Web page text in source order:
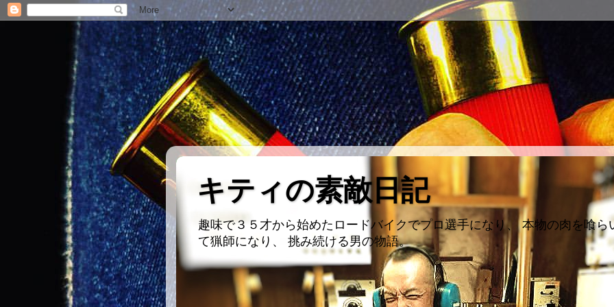
キティの素敵日記
趣味で３５才から始めたロードバイクでプロ選手になり、 本物の肉を喰ら
て猟師になり、 挑み続ける男の物語。